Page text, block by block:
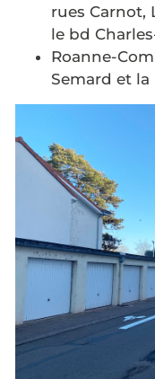
rues Carnot,
le bd
Roanne-
Semard et la